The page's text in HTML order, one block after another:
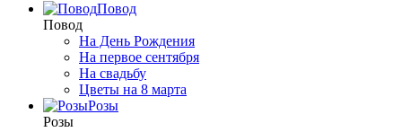
Повод
Повод
На День Рождения
На первое сентября
На свадьбу
Цветы на 8 марта
Розы
Розы